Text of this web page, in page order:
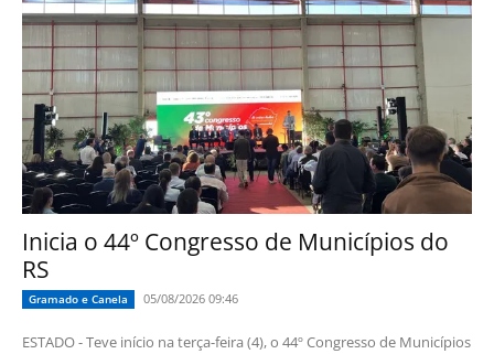
Inicia o 44º Congresso de Municípios do
RS
Gramado e Canela 05/08/2026 09:46
ESTADO - Teve início na terça-feira (4), o 44º Congresso de Municípios